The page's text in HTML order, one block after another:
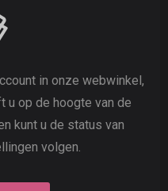
in onze webwinkel,
u op de hoogte van de
kunt u de status van
volgen.